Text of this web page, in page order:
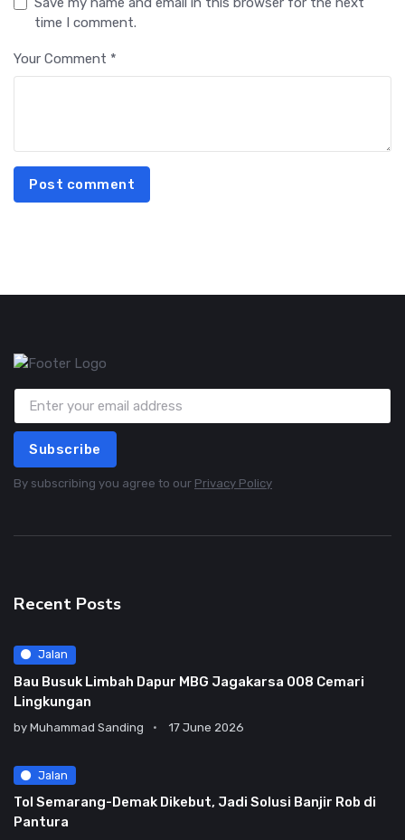
time I comment.
Your Comment *
Post comment
Subscribe
By subscribing you agree to our Privacy Policy
Recent Posts
Jalan
Bau Busuk Limbah Dapur MBG Jagakarsa 008 Cemari
Lingkungan
by Muhammad Sanding 17 June 2026
Jalan
Tol Semarang-Demak Dikebut, Jadi Solusi Banjir Rob di
Pantura